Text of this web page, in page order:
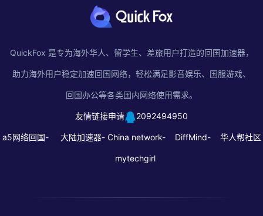
QuickFox 是专为海外华人、留学生、差旅用户打造的回国加速器，
助力海外用户稳定加速回国网络，轻松满足影音娱乐、国服游戏、
回国办公等各类国内网络使用需求。
友情链接申请 2092494950
a5网络回国- 大陆加速器- China network- DiffMind- 华人帮社区
mytechgirl